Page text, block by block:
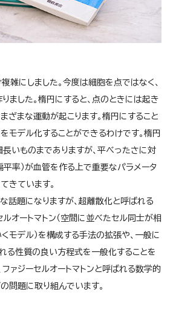
雑にしました。今度は細胞を点ではなく、
ました。楕円にすると、点のときには起き
ざまな運動が起こります。楕円にすること
モデル化することができるわけです。楕円
いものまでありますが、平べったさに対
平率）が血管を作る上で重要なパラメータ
きています。
話題になりますが、超離散化と呼ばれる
オートマトン（空間に並べたセル同士が相
モデル）を構成する手法の拡張や、一般に
る性質の良い方程式を一般化することを
ファジーセルオートマトンと呼ばれる数学的
問題に取り組んでいます。